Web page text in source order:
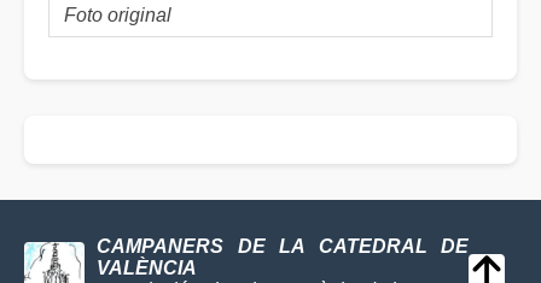
Foto original
CAMPANERS DE LA CATEDRAL DE
VALÈNCIA